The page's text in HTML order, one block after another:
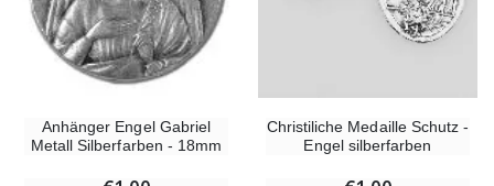
Anhänger Engel Gabriel
Metall Silberfarben - 18mm
Christiliche Medaille Schutz -
Engel silberfarben
-10%
€15.00 €13.50
-20%
-20%